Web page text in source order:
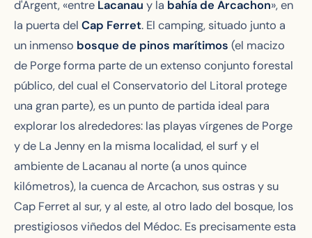
d'Argent, «entre Lacanau y la bahía de Arcachon», en
la puerta del Cap Ferret. El camping, situado junto a
un inmenso bosque de pinos marítimos (el macizo
de Porge forma parte de un extenso conjunto forestal
público, del cual el Conservatorio del Litoral protege
una gran parte), es un punto de partida ideal para
explorar los alrededores: las playas vírgenes de Porge
y de La Jenny en la misma localidad, el surf y el
ambiente de Lacanau al norte (a unos quince
kilómetros), la cuenca de Arcachon, sus ostras y su
Cap Ferret al sur, y al este, al otro lado del bosque, los
prestigiosos viñedos del Médoc. Es precisamente esta